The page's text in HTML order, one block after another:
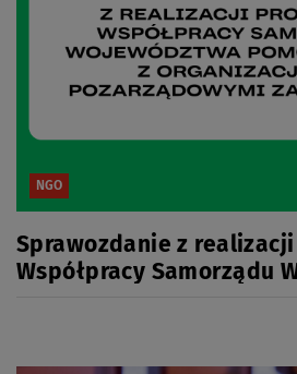
NGO
Sprawozdanie z
Współpracy Samorządu